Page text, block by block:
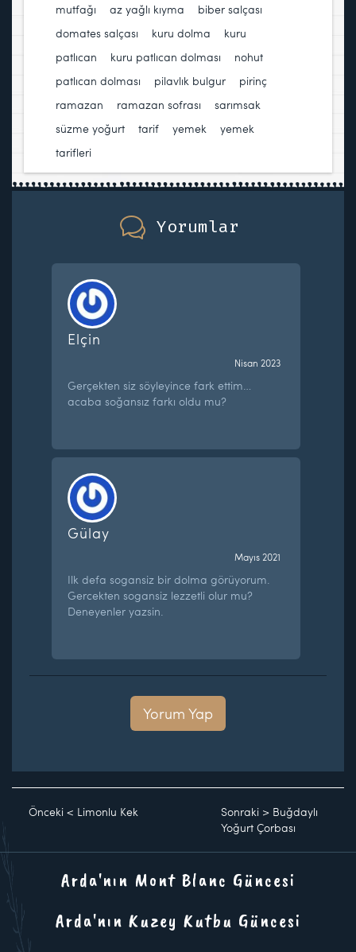
mutfağı
az yağlı kıyma biber salçası
domates salçası
kuru dolma
kuru
patlıcan
kuru patlıcan dolması nohut
patlıcan dolması
pilavlık bulgur pirinç
ramazan
ramazan sofrası sarımsak
süzme yoğurt
tarif yemek
yemek
tarifleri
Yorumlar
Elçin
Nisan 2023
Gerçekten siz söyleyince fark ettim…
acaba soğansız farkı oldu mu?
Gülay
Mayıs 2021
Ilk defa sogansiz bir dolma görüyorum.
Gercekten sogansiz lezzetli olur mu?
Deneyenler yazsin.
Yorum Yap
Önceki < Limonlu Kek Sonraki > Buğdaylı
Yoğurt Çorbası
Arda'nın Mont Blanc Güncesi
Arda'nın Kuzey Kutbu Güncesi